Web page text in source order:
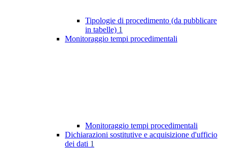
Tipologie di procedimento (da pubblicare
in tabelle) 1
Monitoraggio tempi procedimentali
Monitoraggio tempi procedimentali
Dichiarazioni sostitutive e acquisizione d'ufficio
dei dati 1